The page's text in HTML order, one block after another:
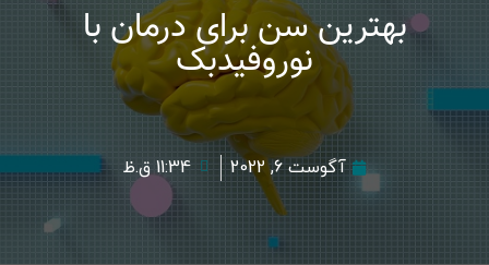
بهترین سن برای درمان با
نوروفیدبک
آگوست 6, 2022 11:34 ق.ظ